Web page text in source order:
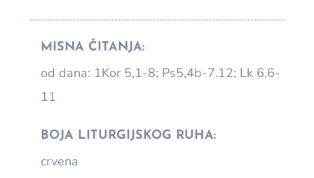
MISNA ČITANJA:
od dana: 1Kor 5,1-8; Ps5,4b-7.12; Lk 6,6-
11
BOJA LITURGIJSKOG RUHA:
crvena